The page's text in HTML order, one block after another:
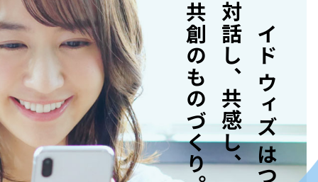
メイド ウィズ はつかぜ
対話し、共感し、
共創のものづくり。